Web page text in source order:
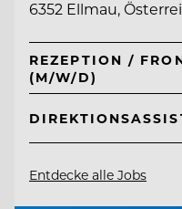
6352 Ellmau,
REZEPTION /
(M/W/D)
Entdecke alle Jobs